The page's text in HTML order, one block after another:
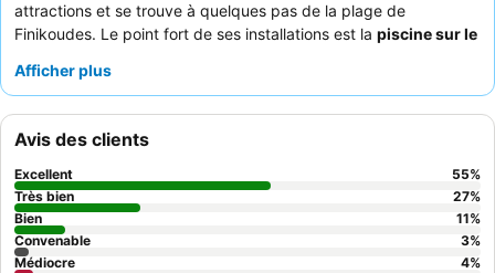
attractions et se trouve à quelques pas de la plage de
Finikoudes. Le point fort de ses installations est la piscine sur le
constamment le
attentes. Pour un séjour plus calme, les clients devraient
envisager de demander une chambre donnant sur le jardin.
Afficher plus
Avis des clients
Excellent 55%
Très bien
27%
Bien
11%
Convenable
3%
Médiocre
4%